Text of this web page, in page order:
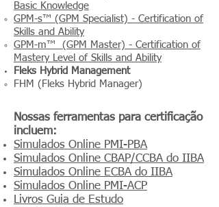
Basic Knowledge
GPM-s™ (GPM Specialist) - Certification of
Skills and Ability
GPM-m™ (GPM Master) - Certification of
Mastery Level of Skills and Ability
Fleks Hybrid Management
FHM (Fleks Hybrid Manager)
Nossas ferramentas para certificação
incluem:
Simulados Online PMI-PBA
Simulados Online CBAP/CCBA do IIBA
Simulados Online ECBA do IIBA
Simulados Online PMI-ACP
Livros Guia de Estudo